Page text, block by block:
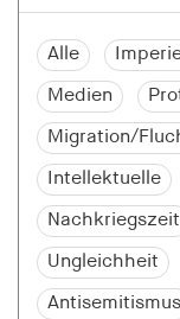
Alle
Medien
Migration/
Intellektuelle
Nachkriegszeit
Ungleichheit
Antisemitismus
Bereiche der
kann ohne
funktionieren.
Name:
Anbieter: